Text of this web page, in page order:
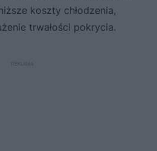
koszty chłodzenia,
trwałości pokrycia.